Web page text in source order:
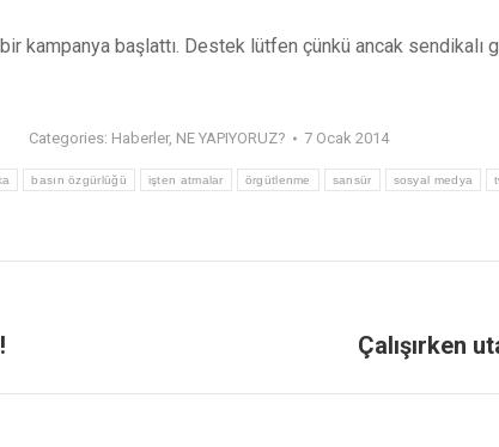
kampanya başlattı. Destek lütfen çünkü ancak
Categories: Haberler, NE YAPIYORUZ? 7 Ocak 2014
basın özgürlüğü işten atmalar örgütlenme sansür sosyal medya
Çalışırken